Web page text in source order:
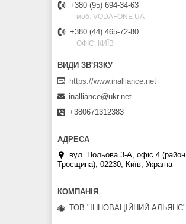
+380 (95) 694-34-63
моб. VODAFONE UA
+380 (44) 465-72-80
ОФІС, КИЇВ
https://www.inalliance.net
inalliance@ukr.net
+380671312383
вул. Польова 3-А, офіс 4 (район
Троєщина), 02230, Київ, Україна
ТОВ "ІННОВАЦІЙНИЙ АЛЬЯНС"